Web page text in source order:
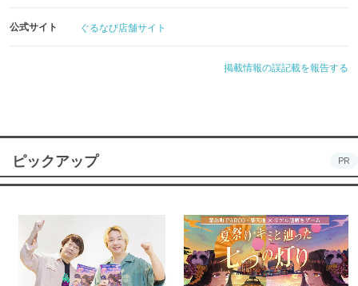
公式サイト ぐるなび店舗サイト
掲載情報の誤記載を報告する
ピックアップ PR